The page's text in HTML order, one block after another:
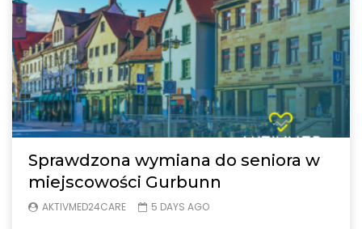
Sprawdzona wymiana do seniora w
miejscowości Gurbunn
AKTIVMED24CARE 5 DAYS AGO